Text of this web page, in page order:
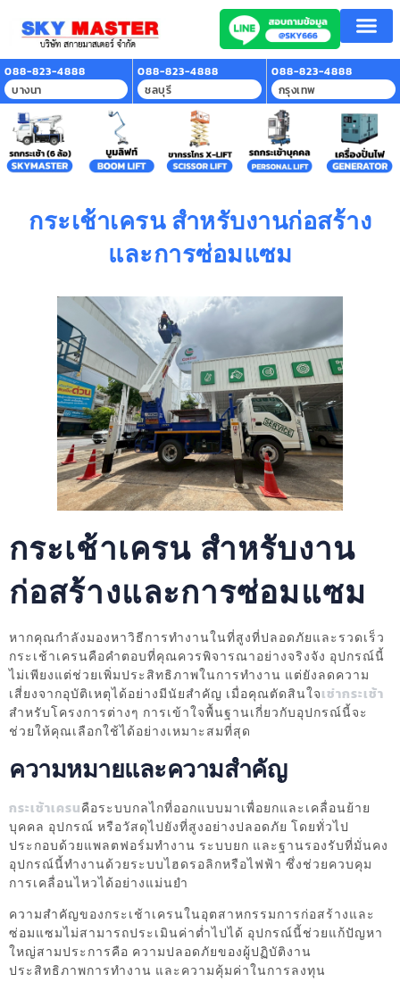
088-823-4888
บางนา
088-823-4888
ชลบุรี
088-823-4888
กรุงเทพ
กระเช้าเครน สำหรับงานก่อสร้าง
และการซ่อมแซม
กระเช้าเครน สำหรับงาน
ก่อสร้างและการซ่อมแซม
หากคุณกำลังมองหาวิธีการทำงานในที่สูงที่ปลอดภัยและรวดเร็ว
กระเช้าเครนคือคำตอบที่คุณควรพิจารณาอย่างจริงจัง อุปกรณ์นี้
ไม่เพียงแต่ช่วยเพิ่มประสิทธิภาพในการทำงาน แต่ยังลดความ
เสี่ยงจากอุบัติเหตุได้อย่างมีนัยสำคัญ เมื่อคุณตัดสินใจเช่ากระเช้า
สำหรับโครงการต่างๆ การเข้าใจพื้นฐานเกี่ยวกับอุปกรณ์นี้จะ
ช่วยให้คุณเลือกใช้ได้อย่างเหมาะสมที่สุด
ความหมายและความสำคัญ
กระเช้าเครนคือระบบกลไกที่ออกแบบมาเพื่อยกและเคลื่อนย้าย
บุคคล อุปกรณ์ หรือวัสดุไปยังที่สูงอย่างปลอดภัย โดยทั่วไป
ประกอบด้วยแพลตฟอร์มทำงาน ระบบยก และฐานรองรับที่มั่นคง
อุปกรณ์นี้ทำงานด้วยระบบไฮดรอลิกหรือไฟฟ้า ซึ่งช่วยควบคุม
การเคลื่อนไหวได้อย่างแม่นยำ
ความสำคัญของกระเช้าเครนในอุตสาหกรรมการก่อสร้างและ
ซ่อมแซมไม่สามารถประเมินค่าต่ำไปได้ อุปกรณ์นี้ช่วยแก้ปัญหา
ใหญ่สามประการคือ ความปลอดภัยของผู้ปฏิบัติงาน
ประสิทธิภาพการทำงาน และความคุ้มค่าในการลงทุน